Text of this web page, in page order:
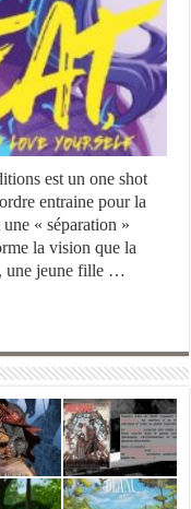
est un one shot
entraine pour la
« séparation »
la vision que la
une jeune fille …